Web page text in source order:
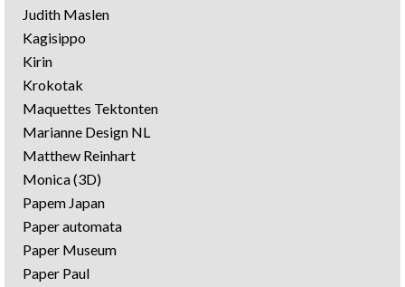
Judith Maslen
Kagisippo
Kirin
Krokotak
Maquettes Tektonten
Marianne Design NL
Matthew Reinhart
Monica (3D)
Papem Japan
Paper automata
Paper Museum
Paper Paul